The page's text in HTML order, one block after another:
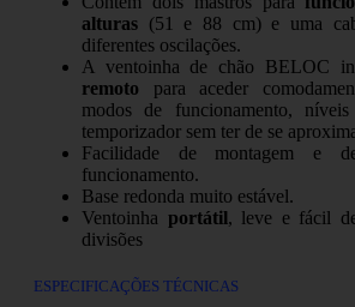
alturas (51 e 88 cm) e uma
diferentes oscilações.
A ventoinha de chão BELOC
remoto para aceder
modos de funcionamento,
temporizador sem ter de se
Facilidade de montagem e
funcionamento.
Base redonda muito estável.
Ventoinha portátil, leve e fácil
divisões
ESPECIFICAÇÕES TÉCNICAS